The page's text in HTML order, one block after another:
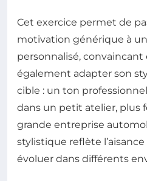
Cet exercice permet de
motivation générique à
personnalisé,
également adapter son
cible : un ton
dans un petit atelier, plus
grande entreprise
stylistique reflète
évoluer dans différents